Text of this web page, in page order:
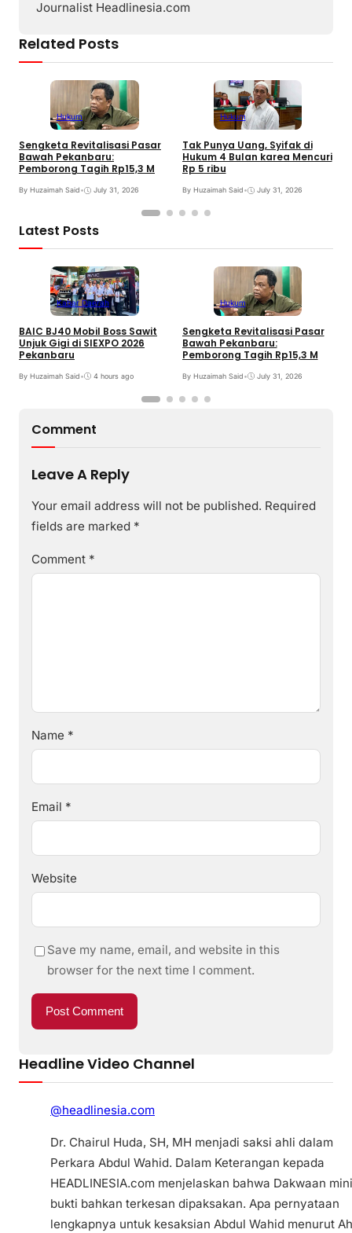
Journalist Headlinesia.com
Related Posts
Hukum
Sengketa Revitalisasi Pasar
Bawah Pekanbaru:
Pemborong Tagih Rp15,3 M
By Huzaimah Said• July 31, 2026
Hukum
Tak Punya Uang, Syifak di
Hukum 4 Bulan karea Mencuri
Rp 5 ribu
By Huzaimah Said• July 31, 2026
Latest Posts
Kabar Daerah
BAIC BJ40 Mobil Boss Sawit
Unjuk Gigi di SIEXPO 2026
Pekanbaru
By Huzaimah Said• 4 hours ago
Hukum
Sengketa Revitalisasi Pasar
Bawah Pekanbaru:
Pemborong Tagih Rp15,3 M
By Huzaimah Said• July 31, 2026
Comment
Leave A Reply
Your email address will not be published. Required
fields are marked *
Comment *
Name *
Email *
Website
Save my name, email, and website in this
browser for the next time I comment.
Headline Video Channel
@headlinesia.com
Dr. Chairul Huda, SH, MH menjadi saksi ahli dalam
Perkara Abdul Wahid. Dalam Keterangan kepada
HEADLINESIA.com menjelaskan bahwa Dakwaan
bukti bahkan terkesan dipaksakan. Apa pernyataan
lengkapnya untuk kesaksian Abdul Wahid menurut